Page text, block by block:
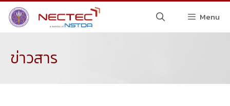
Menu
ข่าวสาร